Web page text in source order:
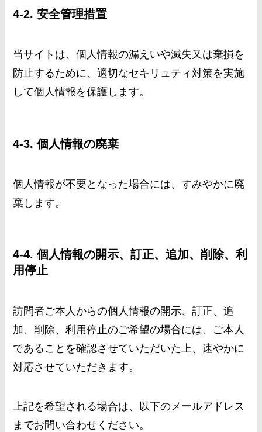
4-2. 安全管理措置
当サイトは、個人情報の漏えいや滅失又は棄損を
防止するために、適切なセキリュティ対策を実施
して個人情報を保護します。
4-3. 個人情報の廃棄
個人情報が不要となった場合には、すみやかに廃
棄します。
4-4. 個人情報の開示、訂正、追加、削除、利
用停止
訪問者ご本人からの個人情報の開示、訂正、追
加、削除、利用停止のご希望の場合には、ご本人
であることを確認させていただいた上、速やかに
対応させていただきます。
上記を希望される場合は、以下のメールアドレス
までお問い合わせください。